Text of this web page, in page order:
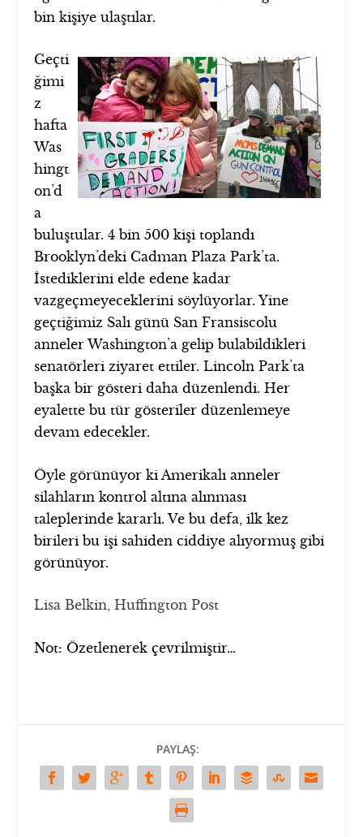
bin kişiye ulaştılar.
Geçti
ğimi
z
hafta
Was
hingt
on’d
a
buluştular. 4 bin 500 kişi toplandı
Brooklyn’deki Cadman Plaza Park’ta.
İstediklerini elde edene kadar
vazgeçmeyeceklerini söylüyorlar. Yine
geçtiğimiz Salı günü San Fransiscolu
anneler Washington’a gelip bulabildikleri
senatörleri ziyaret ettiler. Lincoln Park’ta
başka bir gösteri daha düzenlendi. Her
eyalette bu tür gösteriler düzenlemeye
devam edecekler.
Öyle görünüyor ki Amerikalı anneler
silahların kontrol altına alınması
taleplerinde kararlı. Ve bu defa, ilk kez
birileri bu işi sahiden ciddiye alıyormuş gibi
görünüyor.
Lisa Belkin, Huffington Post
Not: Özetlenerek çevrilmiştir…
PAYLAŞ: